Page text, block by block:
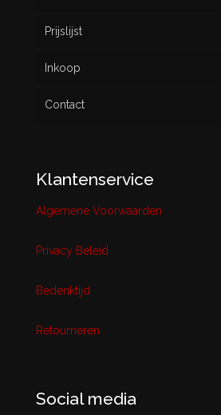
Prijslijst
Inkoop
Contact
Klantenservice
Algemene Voorwaarden
Privacy Beleid
Bedenktijd
Retourneren
Social media